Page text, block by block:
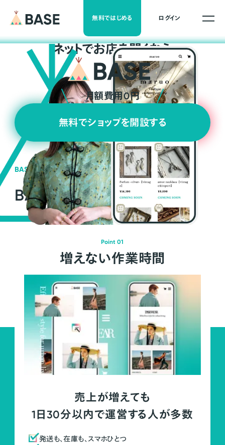
無料ではじめる ログイン
ネットでお店を開くなら
月額費用0円
無料でショップを開設する
BASEの強み
BASEが強い3つの理由
Point 01
増えない作業時間
売上が増えても
1日30分以内で運営する人が多数
発送も、在庫も、スマホひとつ